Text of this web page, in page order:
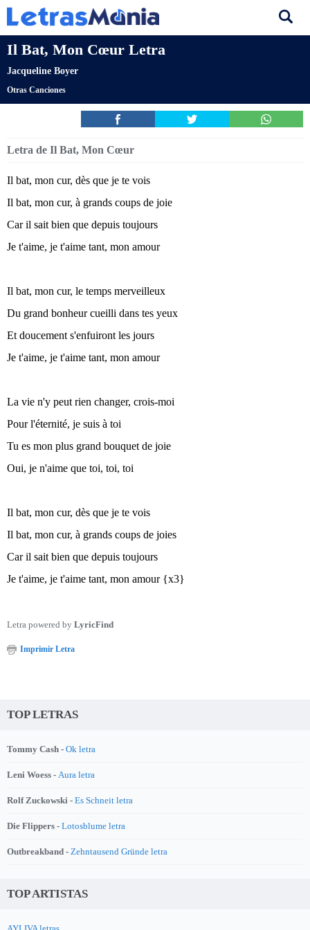
Il Bat, Mon Cœur Letra
Jacqueline Boyer
Otras Canciones
Letra de Il Bat, Mon Cœur
Il bat, mon cur, dès que je te vois
Il bat, mon cur, à grands coups de joie
Car il sait bien que depuis toujours
Je t'aime, je t'aime tant, mon amour
Il bat, mon cur, le temps merveilleux
Du grand bonheur cueilli dans tes yeux
Et doucement s'enfuiront les jours
Je t'aime, je t'aime tant, mon amour
La vie n'y peut rien changer, crois-moi
Pour l'éternité, je suis à toi
Tu es mon plus grand bouquet de joie
Oui, je n'aime que toi, toi, toi
Il bat, mon cur, dès que je te vois
Il bat, mon cur, à grands coups de joies
Car il sait bien que depuis toujours
Je t'aime, je t'aime tant, mon amour {x3}
Letra powered by LyricFind
Imprimir Letra
TOP LETRAS
Tommy Cash - Ok letra
Leni Woess - Aura letra
Rolf Zuckowski - Es Schneit letra
Die Flippers - Lotosblume letra
Outbreakband - Zehntausend Gründe letra
TOP ARTISTAS